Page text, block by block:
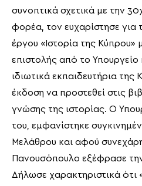
συνοπτικά σχετικά με την
φορέα, τον ευχαρίστησε για
έργου «Ιστορία της Κύπρου»
επιστολής από το
ιδιωτικά εκπαιδευτήρια
έκδοση να προστεθεί στις
γνώσης της ιστορίας. Ο
του, εμφανίστηκε
Μελάθρου και αφού
Πανουσόπουλο εξέφρασε
Δήλωσε χαρακτηριστικά ότι